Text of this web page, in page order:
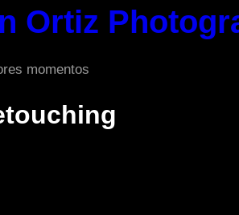
Ortiz
momentos